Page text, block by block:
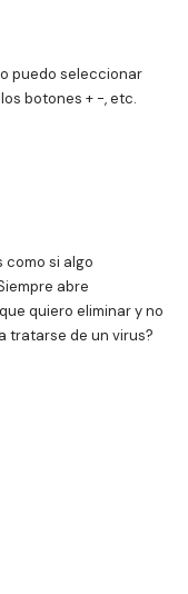
puedo seleccionar
botones + -, etc.
como si algo
abre
quiero eliminar y no
tratarse de un virus?